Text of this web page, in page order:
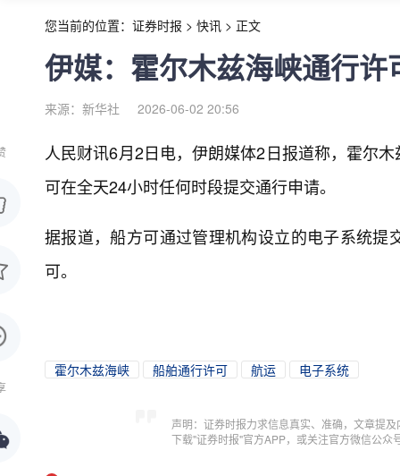
您当前的位置： 证券时报 > 快讯 > 正文
伊媒：霍尔木兹海峡通行许
来源：新华社 2026-06-02 20:56
人民财讯6月2日电，伊朗媒体2日报道称，霍尔
可在全天24小时任何时段提交通行申请。
据报道，船方可通过管理机构设立的电子系统
可。
霍尔木兹海峡 船舶通行许可 航运 电子系统
声明：证券时报力求信息真实、准确，文章提
下载"证券时报"官方APP，或关注官方微信公